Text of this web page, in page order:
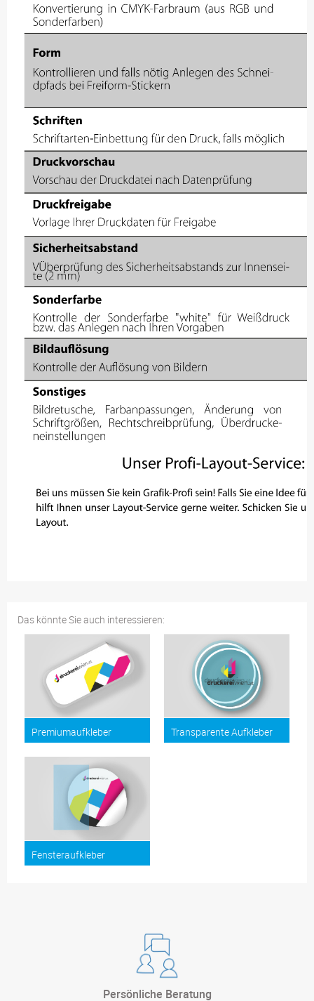
Das könnte Sie auch interessieren:
Premiumaufkleber Transparente Aufkleber
Fensteraufkleber
Persönliche Beratung